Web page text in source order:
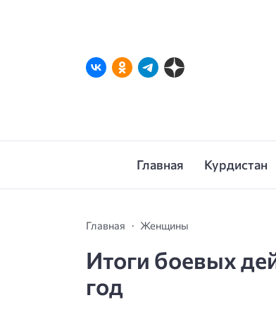
Главная Курдистан
Главная Женщины
Итоги боевых
год